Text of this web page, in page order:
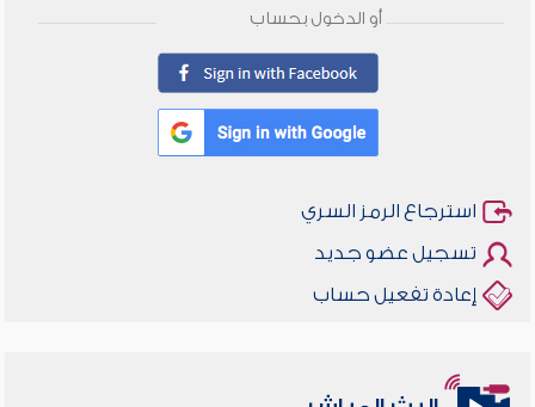
أو الدخول بحساب
استرجاع الرمز السري
تسجيل عضو جديد
إعادة تفعيل حساب
أخلاقنا أصالة ومعاصرة